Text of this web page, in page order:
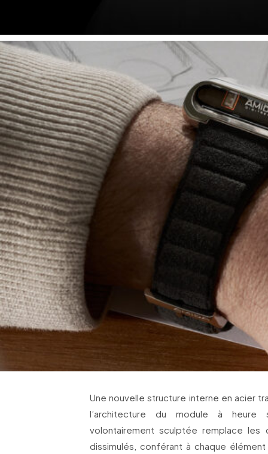
Une nouvelle structure interne en acier
l’architecture du module à heure
volontairement sculptée remplace les
dissimulés, conférant à chaque